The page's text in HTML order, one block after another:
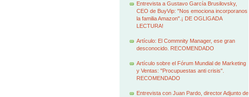
Entrevista a Gustavo García Brusilovsky,
CEO de BuyVip: "Nos emociona incorporanos
la familia Amazon".¡ DE OGLIGADA
LECTURA!
Artículo: El Commnity Manager, ese gran
desconocido. RECOMENDADO
Artículo sobre el Fórum Mundial de Marketing
y Ventas: "Procupuestas anti crisis".
RECOMENDADO
Entrevista con Juan Pardo, director Adjunto de